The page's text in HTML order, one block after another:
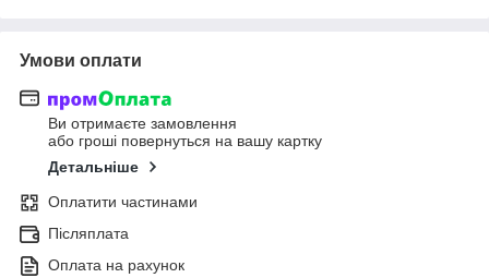
Умови оплати
Ви отримаєте замовлення
або гроші повернуться на вашу картку
Детальніше
Оплатити частинами
Післяплата
Оплата на рахунок